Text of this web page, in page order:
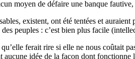
moyen de défaire une banque
existent, ont été tentées et
peuples : c’est bien plus facile
ferait rire si elle ne nous coûtait
idée de la façon dont